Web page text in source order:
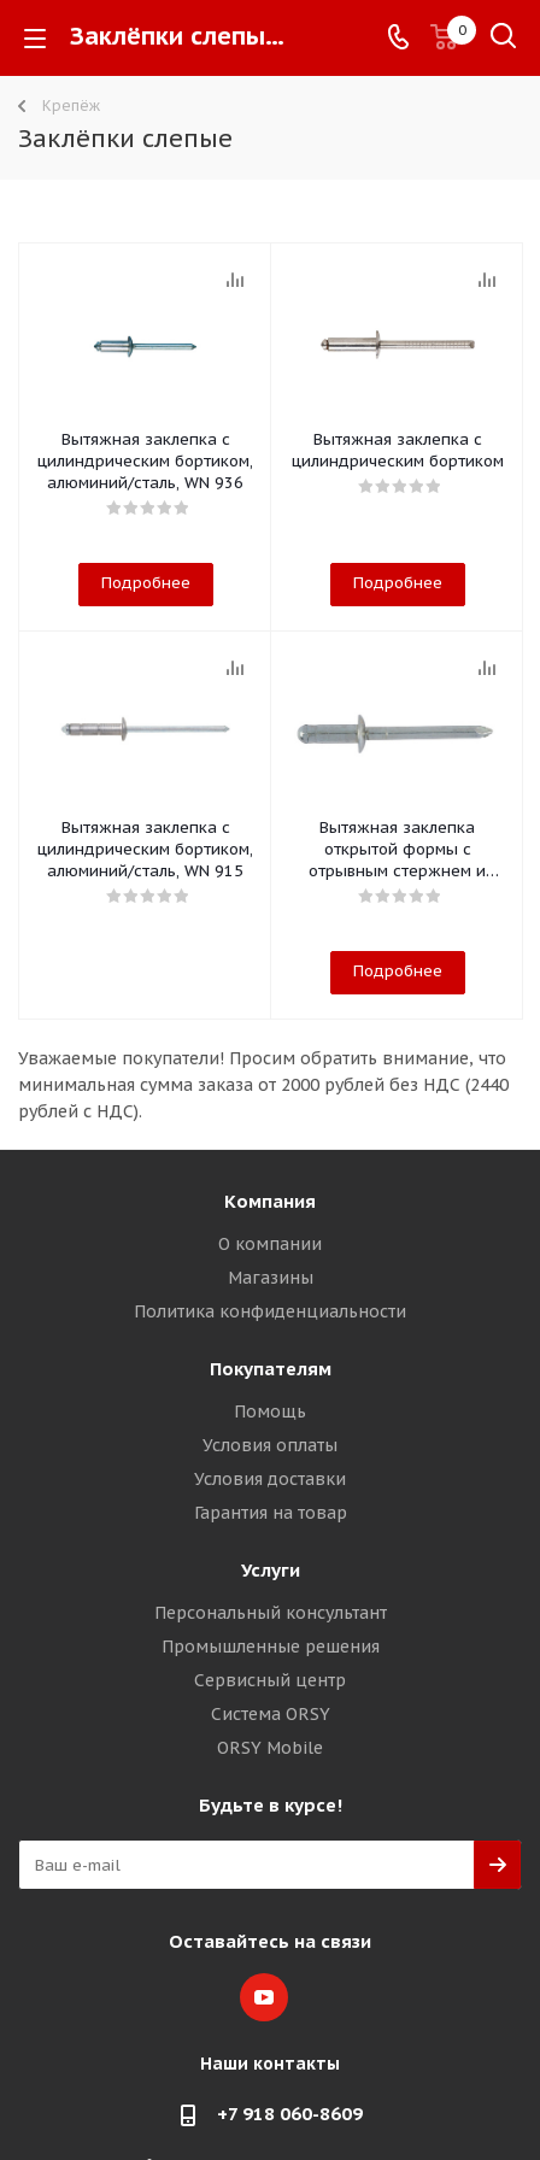
Заклёпки слепые - 0
Крепёж
Заклёпки слепые
Вытяжная заклепка с
цилиндрическим бортиком,
алюминий/сталь, WN 936
Подробнее
Вытяжная заклепка с
цилиндрическим бортиком
Подробнее
Вытяжная заклепка с
цилиндрическим бортиком,
алюминий/сталь, WN 915
Вытяжная заклепка
открытой формы с
отрывным стержнем и
плоской головкой
Подробнее
Уважаемые покупатели! Просим обратить внимание, что
минимальная сумма заказа от 2000 рублей без НДС (2440
рублей с НДС).
Компания
О компании
Магазины
Политика конфиденциальности
Покупателям
Помощь
Условия оплаты
Условия доставки
Гарантия на товар
Услуги
Персональный консультант
Промышленные решения
Сервисный центр
Система ORSY
ORSY Mobile
Будьте в курсе!
Оставайтесь на связи
Наши контакты
+7 918 060-8609